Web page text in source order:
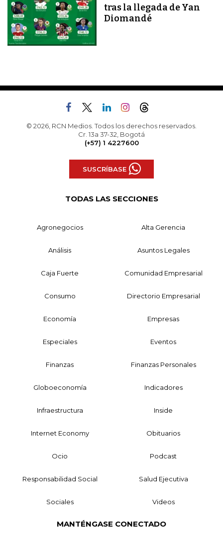
tras la llegada de Yan
Diomandé
© 2026, RCN Medios. Todos los derechos reservados.
Cr. 13a 37-32, Bogotá
(+57) 1 4227600
SUSCRÍBASE
TODAS LAS SECCIONES
Agronegocios Alta Gerencia
Análisis Asuntos Legales
Caja Fuerte Comunidad Empresarial
Consumo Directorio Empresarial
Economía Empresas
Especiales Eventos
Finanzas Finanzas Personales
Globoeconomía Indicadores
Infraestructura Inside
Internet Economy Obituarios
Ocio Podcast
Responsabilidad Social Salud Ejecutiva
Sociales Videos
MANTÉNGASE CONECTADO